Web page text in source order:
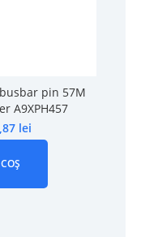
pin 57M
A9XPH457
lei